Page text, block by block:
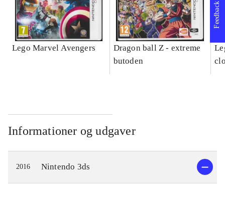
Lego Marvel Avengers
Dragon ball Z - extreme
butoden
Informationer og udgaver
2016 Nintendo 3ds
Feedback